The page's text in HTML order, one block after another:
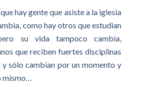
hay gente que asiste a la iglesia
como hay otros que estudian
su vida tampoco cambia,
que reciben fuertes disciplinas
sólo cambian por un momento y